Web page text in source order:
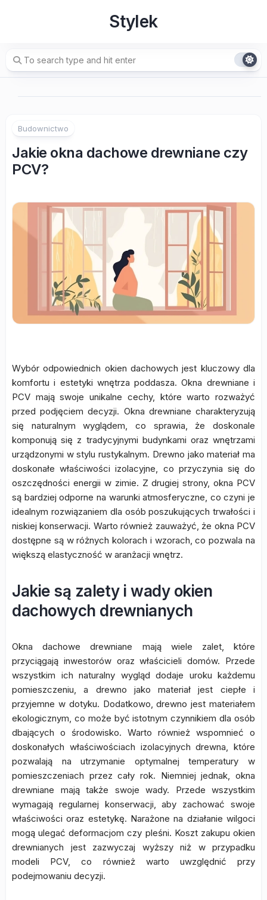
Stylek
Budownictwo
Jakie okna dachowe drewniane czy
PCV?
Wybór odpowiednich okien dachowych jest kluczowy dla
komfortu i estetyki wnętrza poddasza. Okna drewniane i
PCV mają swoje unikalne cechy, które warto rozważyć
przed podjęciem decyzji. Okna drewniane charakteryzują
się naturalnym wyglądem, co sprawia, że doskonale
komponują się z tradycyjnymi budynkami oraz wnętrzami
urządzonymi w stylu rustykalnym. Drewno jako materiał ma
doskonałe właściwości izolacyjne, co przyczynia się do
oszczędności energii w zimie. Z drugiej strony, okna PCV
są bardziej odporne na warunki atmosferyczne, co czyni je
idealnym rozwiązaniem dla osób poszukujących trwałości i
niskiej konserwacji. Warto również zauważyć, że okna PCV
dostępne są w różnych kolorach i wzorach, co pozwala na
większą elastyczność w aranżacji wnętrz.
Jakie są zalety i wady okien
dachowych drewnianych
Okna dachowe drewniane mają wiele zalet, które
przyciągają inwestorów oraz właścicieli domów. Przede
wszystkim ich naturalny wygląd dodaje uroku każdemu
pomieszczeniu, a drewno jako materiał jest ciepłe i
przyjemne w dotyku. Dodatkowo, drewno jest materiałem
ekologicznym, co może być istotnym czynnikiem dla osób
dbających o środowisko. Warto również wspomnieć o
doskonałych właściwościach izolacyjnych drewna, które
pozwalają na utrzymanie optymalnej temperatury w
pomieszczeniach przez cały rok. Niemniej jednak, okna
drewniane mają także swoje wady. Przede wszystkim
wymagają regularnej konserwacji, aby zachować swoje
właściwości oraz estetykę. Narażone na działanie wilgoci
mogą ulegać deformacjom czy pleśni. Koszt zakupu okien
drewnianych jest zazwyczaj wyższy niż w przypadku
modeli PCV, co również warto uwzględnić przy
podejmowaniu decyzji.